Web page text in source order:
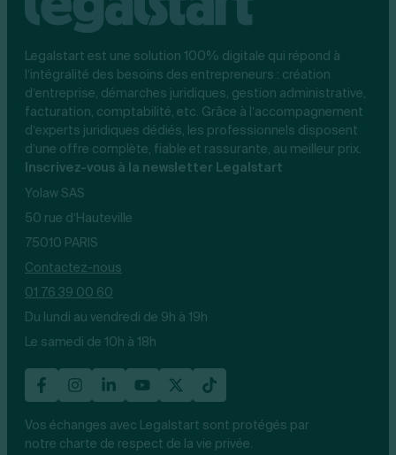
Legalstart est une solution 100% digitale qui répond à
l’intégralité des besoins des entrepreneurs : création
d’entreprise, démarches juridiques, gestion administrative,
facturation, comptabilité, etc. Grâce à l’accompagnement
d’experts juridiques dédiés, les professionnels disposent
d’une offre complète, fiable et rassurante, au meilleur prix.
Inscrivez-vous à la newsletter Legalstart
Yolaw SAS
50 rue d’Hauteville
75010 PARIS
Contactez-nous
01 76 39 00 60
Du lundi au vendredi de 9h à 19h
Le samedi de 10h à 18h
Vos échanges avec Legalstart sont protégés par
notre charte de respect de la vie privée.